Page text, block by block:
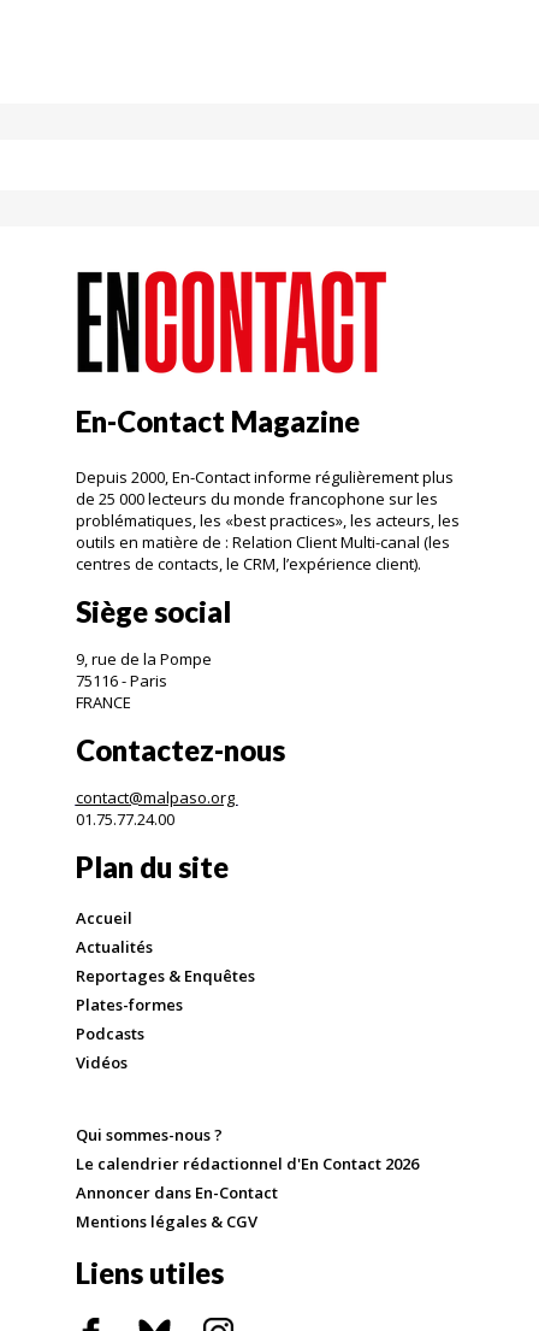
En-Contact Magazine
Depuis 2000, En-Contact informe régulièrement plus
de 25 000 lecteurs du monde francophone sur les
problématiques, les «best practices», les acteurs, les
outils en matière de : Relation Client Multi-canal (les
centres de contacts, le CRM, l’expérience client).
Siège social
9, rue de la Pompe
75116 - Paris
FRANCE
Contactez-nous
contact@malpaso.org
01.75.77.24.00
Plan du site
Accueil
Actualités
Reportages & Enquêtes
Plates-formes
Podcasts
Vidéos
Qui sommes-nous ?
Le calendrier rédactionnel d'En Contact 2026
Annoncer dans En-Contact
Mentions légales & CGV
Liens utiles